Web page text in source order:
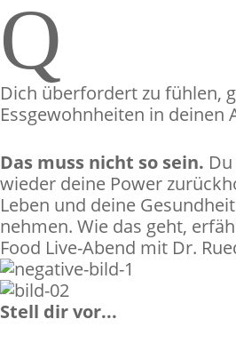
Q
Dich überfordert zu fühlen,
Essgewohnheiten in deinen
Das muss nicht so sein.
wieder deine Power
Leben und deine
nehmen. Wie das geht,
Food Live-Abend mit Dr.
Stell dir vor...